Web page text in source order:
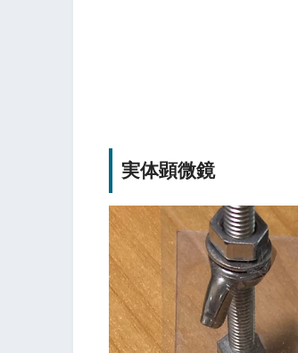
実体顕微鏡